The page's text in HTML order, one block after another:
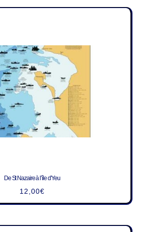
De St Nazaire à l’île d’Yeu
12,00€